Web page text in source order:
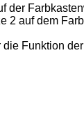
der
2 auf dem
Funktion